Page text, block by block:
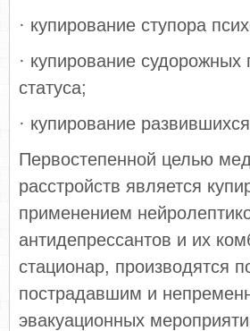
· купирование ступора
· купирование судорожных
статуса;
· купирование
Первостепенной целью
расстройств является
применением
антидепрессантов и их
стационар, производятся
пострадавшим и
эвакуационных